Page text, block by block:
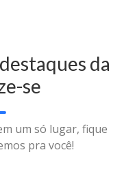
da
se
um só lugar, fique
pra você!